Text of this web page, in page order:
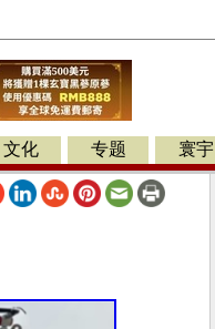
文化 专题 寰宇